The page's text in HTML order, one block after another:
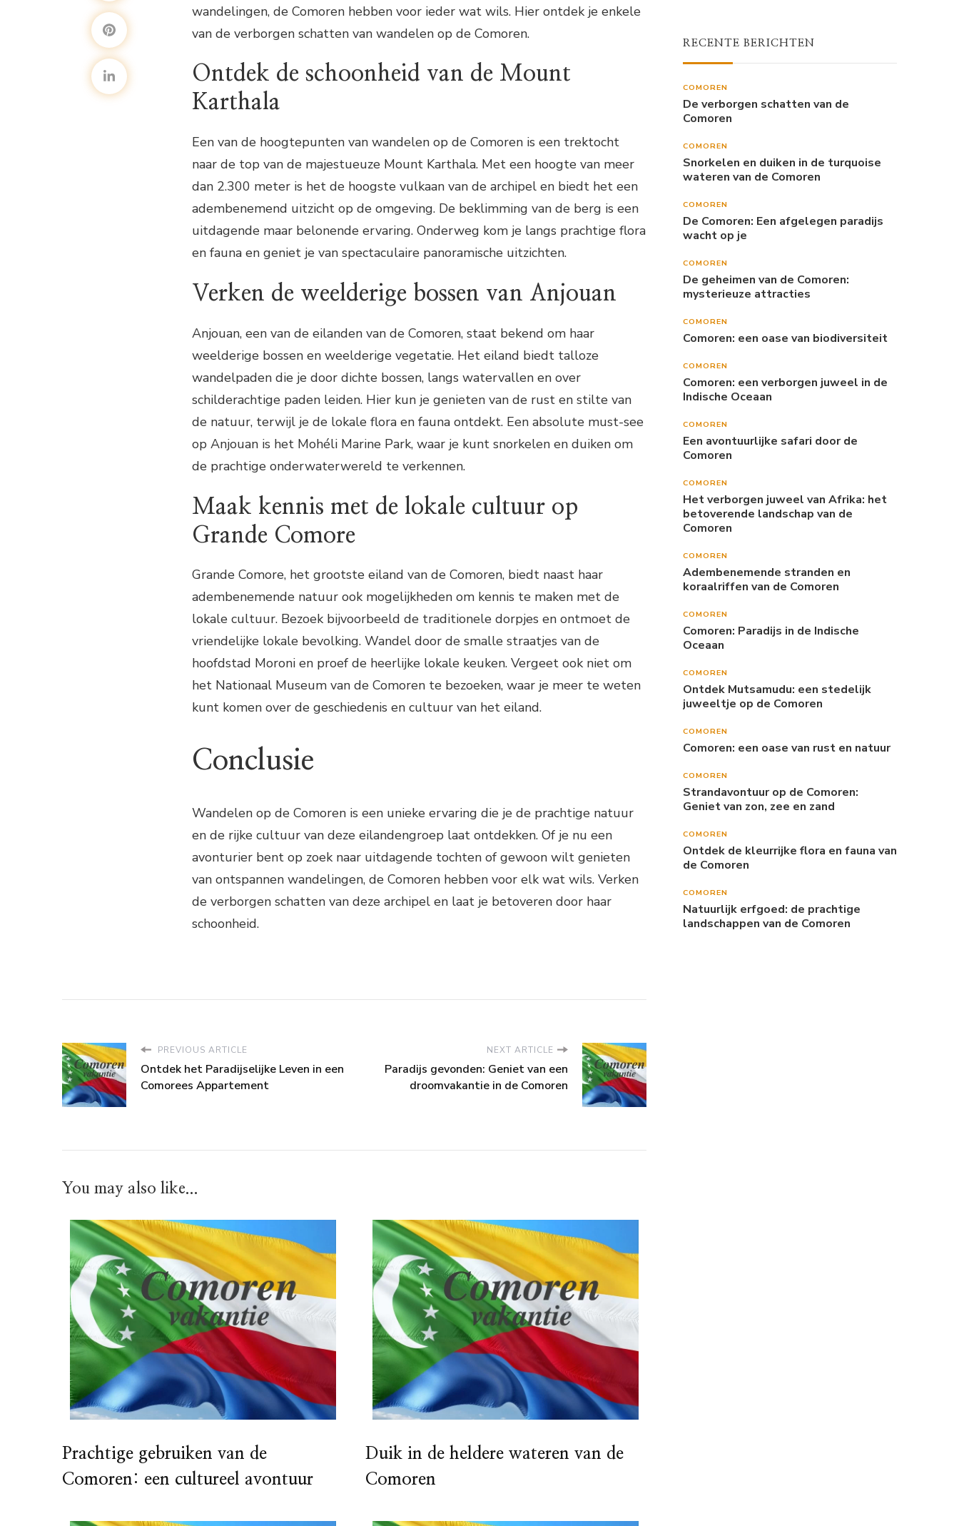
wandelingen, de Comoren hebben voor ieder wat wils. Hier ontdek je enkele
van de verborgen schatten van wandelen op de Comoren.
Ontdek de schoonheid van de Mount
Karthala
Een van de hoogtepunten van wandelen op de Comoren is een trektocht
naar de top van de majestueuze Mount Karthala. Met een hoogte van meer
dan 2.300 meter is het de hoogste vulkaan van de archipel en biedt het een
adembenemend uitzicht op de omgeving. De beklimming van de berg is een
uitdagende maar belonende ervaring. Onderweg kom je langs prachtige flora
en fauna en geniet je van spectaculaire panoramische uitzichten.
Verken de weelderige bossen van Anjouan
Anjouan, een van de eilanden van de Comoren, staat bekend om haar
weelderige bossen en weelderige vegetatie. Het eiland biedt talloze
wandelpaden die je door dichte bossen, langs watervallen en over
schilderachtige paden leiden. Hier kun je genieten van de rust en stilte van
de natuur, terwijl je de lokale flora en fauna ontdekt. Een absolute must-see
op Anjouan is het Mohéli Marine Park, waar je kunt snorkelen en duiken om
de prachtige onderwaterwereld te verkennen.
Maak kennis met de lokale cultuur op
Grande Comore
Grande Comore, het grootste eiland van de Comoren, biedt naast haar
adembenemende natuur ook mogelijkheden om kennis te maken met de
lokale cultuur. Bezoek bijvoorbeeld de traditionele dorpjes en ontmoet de
vriendelijke lokale bevolking. Wandel door de smalle straatjes van de
hoofdstad Moroni en proef de heerlijke lokale keuken. Vergeet ook niet om
het Nationaal Museum van de Comoren te bezoeken, waar je meer te weten
kunt komen over de geschiedenis en cultuur van het eiland.
Conclusie
Wandelen op de Comoren is een unieke ervaring die je de prachtige natuur
en de rijke cultuur van deze eilandengroep laat ontdekken. Of je nu een
avonturier bent op zoek naar uitdagende tochten of gewoon wilt genieten
van ontspannen wandelingen, de Comoren hebben voor elk wat wils. Verken
de verborgen schatten van deze archipel en laat je betoveren door haar
schoonheid.
PREVIOUS ARTICLE
Ontdek het Paradijselijke Leven in een
Comorees Appartement
NEXT ARTICLE
Paradijs gevonden: Geniet van een
droomvakantie in de Comoren
You may also like...
Prachtige gebruiken van de
Comoren: een cultureel avontuur
Duik in de heldere wateren van de
Comoren
RECENTE BERICHTEN
COMOREN
De verborgen schatten van de
Comoren
COMOREN
Snorkelen en duiken in de turquoise
wateren van de Comoren
COMOREN
De Comoren: Een afgelegen paradijs
wacht op je
COMOREN
De geheimen van de Comoren:
mysterieuze attracties
COMOREN
Comoren: een oase van biodiversiteit
COMOREN
Comoren: een verborgen juweel in de
Indische Oceaan
COMOREN
Een avontuurlijke safari door de
Comoren
COMOREN
Het verborgen juweel van Afrika: het
betoverende landschap van de
Comoren
COMOREN
Adembenemende stranden en
koraalriffen van de Comoren
COMOREN
Comoren: Paradijs in de Indische
Oceaan
COMOREN
Ontdek Mutsamudu: een stedelijk
juweeltje op de Comoren
COMOREN
Comoren: een oase van rust en natuur
COMOREN
Strandavontuur op de Comoren:
Geniet van zon, zee en zand
COMOREN
Ontdek de kleurrijke flora en fauna van
de Comoren
COMOREN
Natuurlijk erfgoed: de prachtige
landschappen van de Comoren